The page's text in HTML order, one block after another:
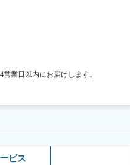
業日以内にお届けします。
ビス